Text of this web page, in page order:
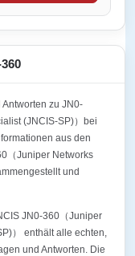
zu JN0-
(JNCIS-SP)）bei
aus den
（Juniper Networks
und
JN0-360（Juniper
） enthält alle echten,
und Antworten. Die